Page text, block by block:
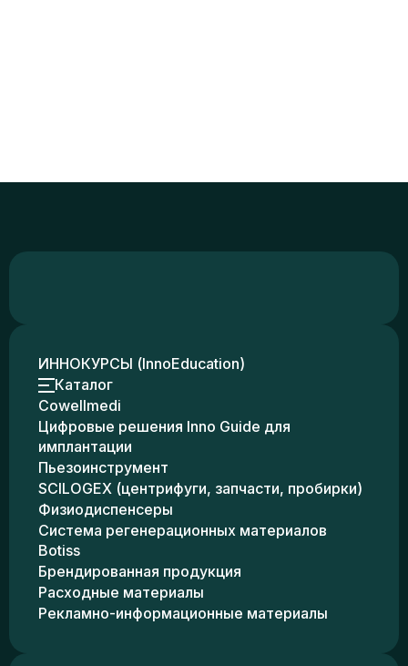
ИННОКУРСЫ (InnoEducation)
Каталог
Cowellmedi
Цифровые решения Inno Guide для
имплантации
Пьезоинструмент
SCILOGEX (центрифуги, запчасти, пробирки)
Физиодиспенсеры
Система регенерационных материалов
Botiss
Брендированная продукция
Расходные материалы
Рекламно-информационные материалы